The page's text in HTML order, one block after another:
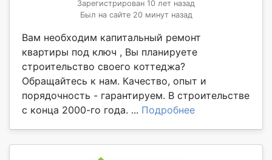
Зарегистрирован 10 лет назад
Был на сайте 20 минут назад
Вам необходим капитальный ремонт
квартиры под ключ , Вы планируете
строительство своего коттеджа?
Обращайтесь к нам. Качество, опыт и
порядочность - гарантируем. В строительстве
с конца 2000-го года. ... Подробнее